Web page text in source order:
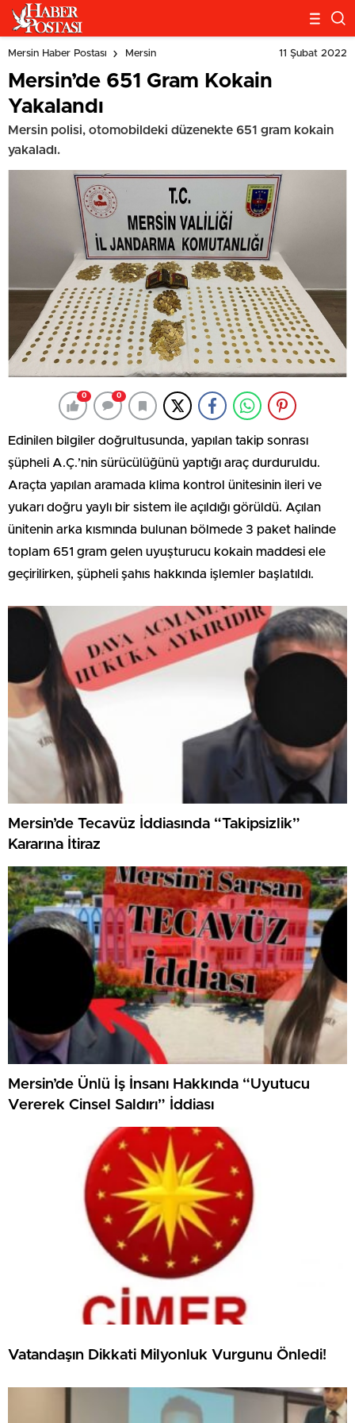
Mersin Haber Postası Mersin 11 Şubat 2022
Mersin’de 651 Gram Kokain
Yakalandı
Mersin polisi, otomobildeki düzenekte 651 gram kokain
yakaladı.
0 0
Edinilen bilgiler doğrultusunda, yapılan takip sonrası
şüpheli A.Ç.’nin sürücülüğünü yaptığı araç durduruldu.
Araçta yapılan aramada klima kontrol ünitesinin ileri ve
yukarı doğru yaylı bir sistem ile açıldığı görüldü. Açılan
ünitenin arka kısmında bulunan bölmede 3 paket halinde
toplam 651 gram gelen uyuşturucu kokain maddesi ele
geçirilirken, şüpheli şahıs hakkında işlemler başlatıldı.
Mersin’de Tecavüz İddiasında “Takipsizlik”
Kararına İtiraz
Mersin’de Ünlü İş İnsanı Hakkında “Uyutucu
Vererek Cinsel Saldırı” İddiası
Vatandaşın Dikkati Milyonluk Vurgunu Önledi!